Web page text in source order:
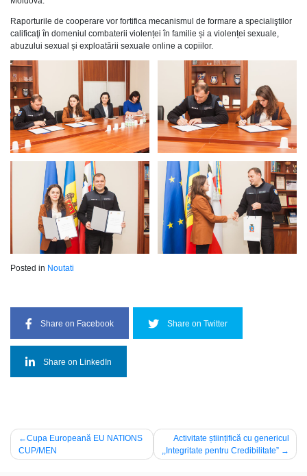
Raporturile de cooperare vor fortifica mecanismul de formare a specialiştilor
calificaţi în domeniul combaterii violenței în familie și a violenței sexuale,
abuzului sexual și exploatării sexuale online a copiilor.
Posted in Noutati
Share on Facebook Share on Twitter
Share on LinkedIn
Navigare
în
Cupa Europeană EU NATIONS
CUP/MEN
Activitate științifică cu genericul
,,Integritate pentru Credibilitate”